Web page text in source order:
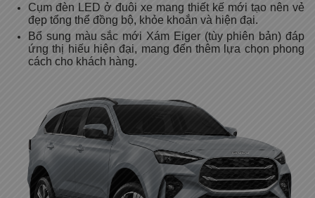
Cụm đèn LED ở đuôi xe mang thiết kế mới tạo nên vẻ
đẹp tổng thể đồng bộ, khỏe khoắn và hiện đại.
Bổ sung màu sắc mới Xám Eiger (tùy phiên bản) đáp
ứng thị hiếu hiện đại, mang đến thêm lựa chọn phong
cách cho khách hàng.